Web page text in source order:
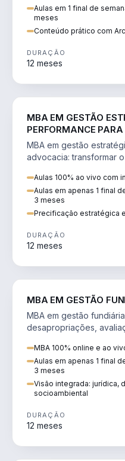
Aulas em 1 final de
meses
Conteúdo prático com
DURAÇÃO
12 meses
MBA EM GESTÃO
PERFORMANCE
MBA em gestão
advocacia: transformar
Aulas 100% ao vivo com
Aulas em apenas 1 final
3 meses
Precificação estratégica
DURAÇÃO
12 meses
MBA EM GESTÃO
MBA em gestão
desapropriações,
MBA 100% online e ao
Aulas em apenas 1 final
3 meses
Visão integrada: jurídica,
socioambiental
DURAÇÃO
12 meses